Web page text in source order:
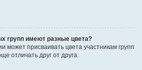
групп имеют разные цвета?
может присваивать цвета участникам групп
отличать друг от друга.